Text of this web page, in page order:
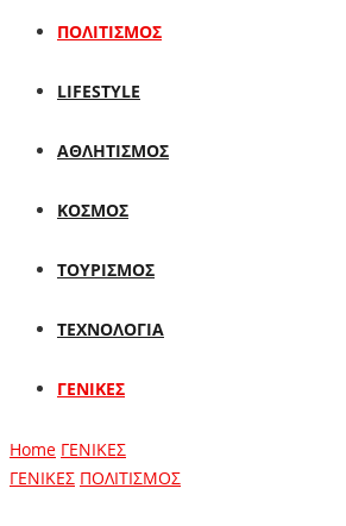
ΠΟΛΙΤΙΣΜΟΣ
LIFESTYLE
ΑΘΛΗΤΙΣΜΟΣ
ΚΟΣΜΟΣ
ΤΟΥΡΙΣΜΟΣ
ΤΕΧΝΟΛΟΓΙΑ
ΓΕΝΙΚΕΣ
Home ΓΕΝΙΚΕΣ
ΓΕΝΙΚΕΣ ΠΟΛΙΤΙΣΜΟΣ